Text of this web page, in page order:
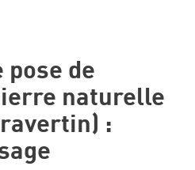
de
naturelle
: